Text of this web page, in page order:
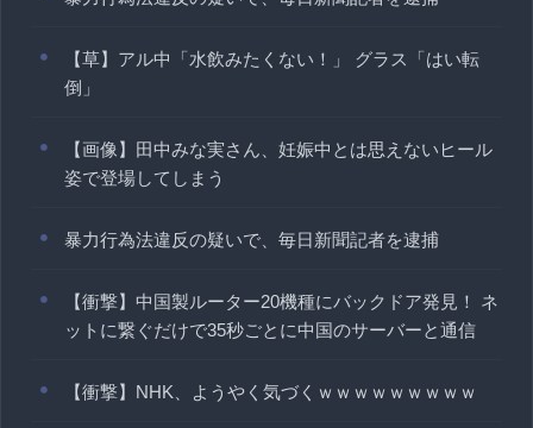
【草】アル中「水飲みたくない！」 グラス「はい転
倒」
【画像】田中みな実さん、妊娠中とは思えないヒール
姿で登場してしまう
暴力行為法違反の疑いで、毎日新聞記者を逮捕
【衝撃】中国製ルーター20機種にバックドア発見！ ネ
ットに繋ぐだけで35秒ごとに中国のサーバーと通信
【衝撃】NHK、ようやく気づくｗｗｗｗｗｗｗｗｗ